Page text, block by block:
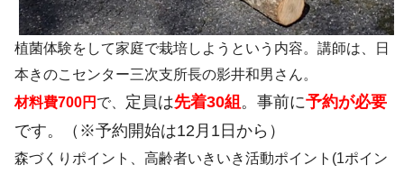
植菌体験をして家庭で栽培しようという内容。講師は、日
本きのこセンター三次支所長の影井和男さん。
材料費700円 で、 定員は先着30組 。 事前に予約が必要
です。（※予約開始は12月1日から）
森づくりポイント、高齢者いきいき活動ポイント(1ポイン